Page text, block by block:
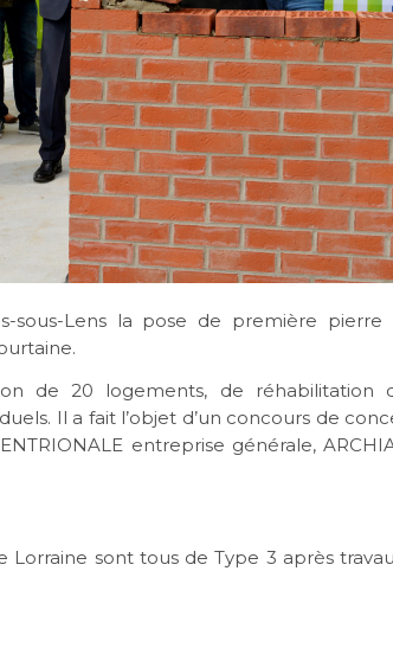
sous-Lensla pose de première pierre
de 20 logements, de
Il a fait l’objet d’un concours de
entreprise générale,
sont tous de Type 3 après